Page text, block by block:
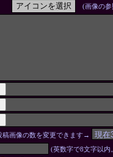
(画像の参
稿画像の数を変更できます→
(英数字で8文字以内